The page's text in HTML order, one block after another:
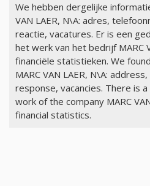
We hebben dergelijke
VAN LAER, N\A: adres,
reactie, vacatures. Er is een
het werk van het bedrijf MARC
financiële statistieken. We
MARC VAN LAER, N\A:
response, vacancies. There is
work of the company MARC
financial statistics.